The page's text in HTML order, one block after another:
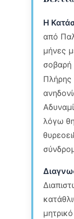
Η
από
μήνες
σοβαρή
Πλήρης
λόγω